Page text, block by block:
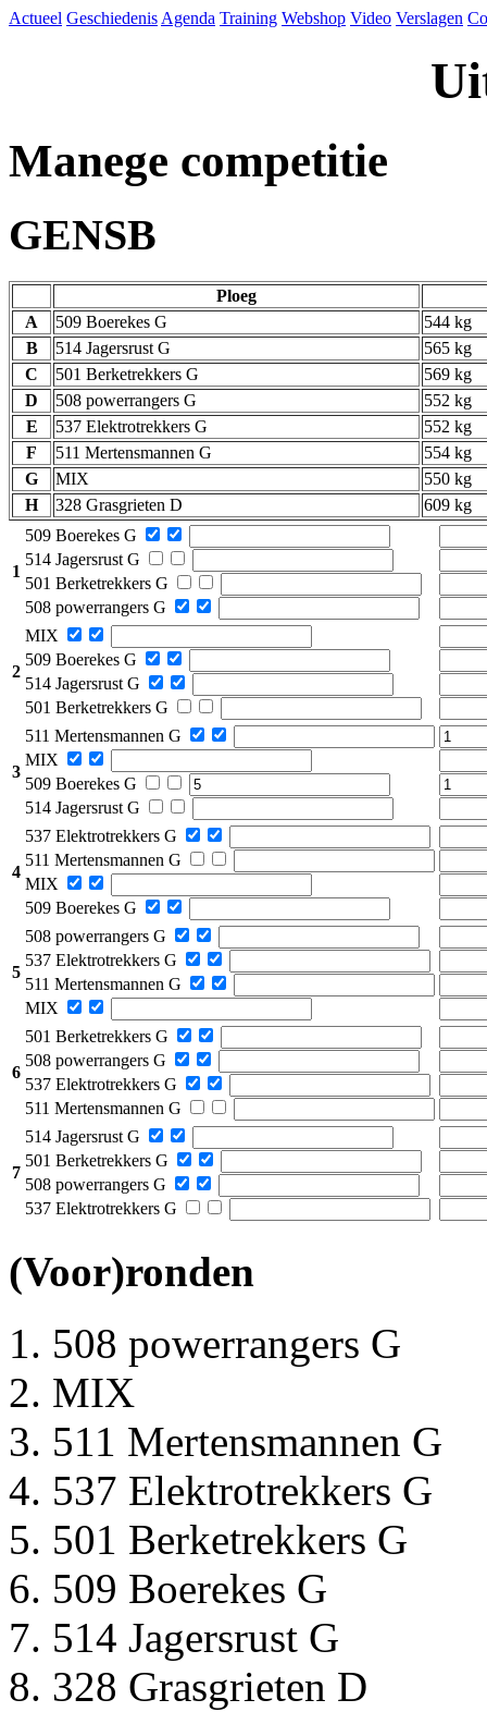
Actueel Geschiedenis Agenda Training Webshop Video Verslagen
Manege competitie
GENSB
Ploeg
A
509 Boerekes G
544 kg
B
514 Jagersrust G
565 kg
C
501 Berketrekkers G
569 kg
D
508 powerrangers G
552 kg
E
537 Elektrotrekkers G
552 kg
F
511 Mertensmannen G
554 kg
G
MIX
550 kg
H
328 Grasgrieten D 609 kg
1
509 Boerekes G
514 Jagersrust G
501 Berketrekkers G
508 powerrangers G
2
MIX
509 Boerekes G
514 Jagersrust G
501 Berketrekkers G
3
511 Mertensmannen G
MIX
509 Boerekes G
514 Jagersrust G
4
537 Elektrotrekkers G
511 Mertensmannen G
MIX
509 Boerekes G
5
508 powerrangers G
537 Elektrotrekkers G
511 Mertensmannen G
MIX
6
501 Berketrekkers G
508 powerrangers G
537 Elektrotrekkers G
511 Mertensmannen G
7
514 Jagersrust G
501 Berketrekkers G
508 powerrangers G
537 Elektrotrekkers G
(Voor)ronden
508 powerrangers G
MIX
511 Mertensmannen G
537 Elektrotrekkers G
501 Berketrekkers G
509 Boerekes G
514 Jagersrust G
328 Grasgrieten D